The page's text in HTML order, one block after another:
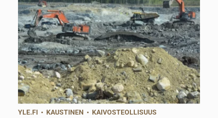
YLE.FI • KAUSTINEN • KAIVOSTEOLLISUUS